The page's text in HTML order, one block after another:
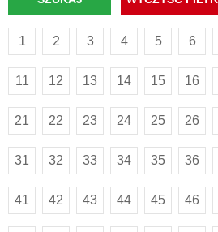
1 2 3 4 5 6
11 12 13 14 15 16
21 22 23 24 25 26
31 32 33 34 35 36
41 42 43 44 45 46